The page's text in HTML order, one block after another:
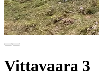
Vittavaara 3